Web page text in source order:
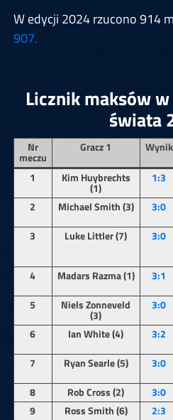
W edycji 2024 rzucono 914
907.
Licznik maksów
świata
Nr
meczu
Gracz 1 Wynik
1
Kim Huybrechts
(1)
1:3
2
Michael Smith (3) 3:0
3
Luke Littler (7) 3:0
4 Madars Razma (1) 3:1
5
Niels Zonneveld
(3)
3:0
6
Ian White (4) 3:2
7
Ryan Searle (5) 3:0
8
Rob Cross (2) 3:0
9
Ross Smith (6) 2:3